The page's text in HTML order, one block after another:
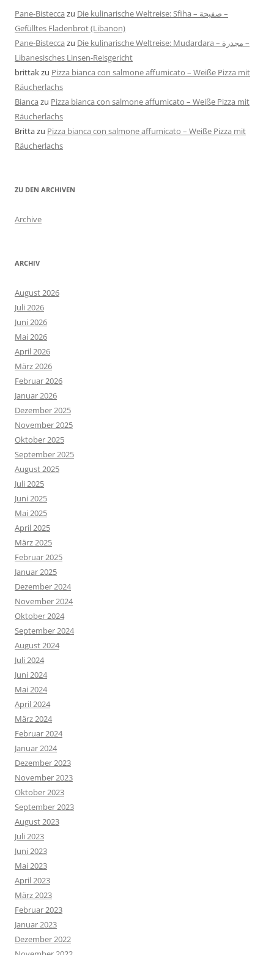
Pane-Bistecca zu Die kulinarische Weltreise: Sfiha – صفيحة –
Gefülltes Fladenbrot (Libanon)
Pane-Bistecca zu Die kulinarische Weltreise: Mudardara – مجدرة –
Libanesisches Linsen-Reisgericht
brittakzu Pizza bianca con salmone affumicato – Weiße Pizza mit
Räucherlachs
Bianca zu Pizza bianca con salmone affumicato – Weiße Pizza mit
Räucherlachs
Brittazu Pizza bianca con salmone affumicato – Weiße Pizza mit
Räucherlachs
ZU DEN ARCHIVEN
Archive
ARCHIV
August 2026
Juli 2026
Juni 2026
Mai 2026
April 2026
März 2026
Februar 2026
Januar 2026
Dezember 2025
November 2025
Oktober 2025
September 2025
August 2025
Juli 2025
Juni 2025
Mai 2025
April 2025
März 2025
Februar 2025
Januar 2025
Dezember 2024
November 2024
Oktober 2024
September 2024
August 2024
Juli 2024
Juni 2024
Mai 2024
April 2024
März 2024
Februar 2024
Januar 2024
Dezember 2023
November 2023
Oktober 2023
September 2023
August 2023
Juli 2023
Juni 2023
Mai 2023
April 2023
März 2023
Februar 2023
Januar 2023
Dezember 2022